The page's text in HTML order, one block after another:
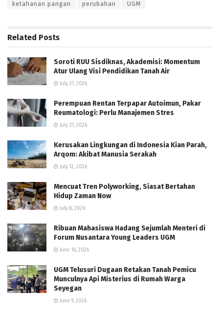
ketahanan pangan perubahan UGM
Related Posts
Soroti RUU Sisdiknas, Akademisi: Momentum
Atur Ulang Visi Pendidikan Tanah Air
July 27, 2026
Perempuan Rentan Terpapar Autoimun, Pakar
Reumatologi: Perlu Manajemen Stres
July 21, 2026
Kerusakan Lingkungan di Indonesia Kian Parah,
Arqom: Akibat Manusia Serakah
July 12, 2026
Mencuat Tren Polyworking, Siasat Bertahan
Hidup Zaman Now
July 8, 2026
Ribuan Mahasiswa Hadang Sejumlah Menteri di
Forum Nusantara Young Leaders UGM
June 16, 2026
UGM Telusuri Dugaan Retakan Tanah Pemicu
Munculnya Api Misterius di Rumah Warga
Seyegan
June 9, 2026